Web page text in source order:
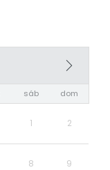
sáb dom
1 2
8 9